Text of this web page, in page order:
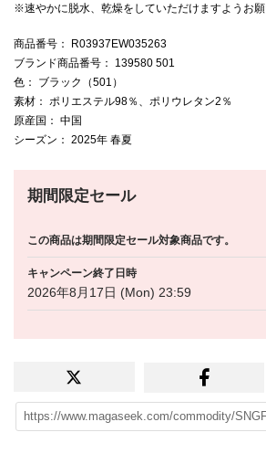
※速やかに脱水、乾燥をしていただけますようお
商品番号 ： R03937EW035263
ブランド商品番号 ： 139580 501
色 ： ブラック（501）
素材 ： ポリエステル98％、ポリウレタン2％
原産国 ： 中国
シーズン ： 2025年 春夏
期間限定セール
この商品は期間限定セール対象商品です。
キャンペーン終了日時
2026年8月17日 (Mon) 23:59